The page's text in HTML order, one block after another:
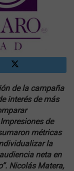
de la campaña
interés de más
de
métricas
la
neta en
Nicolás Matera,